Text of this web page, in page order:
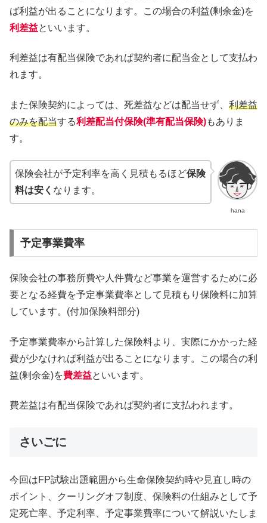
ば利益が出ることになります。この場合の利益(剰余金)を
利差益といいます。
利差益は有配当保険であれば契約者に配当金として支払わ
れます。
また保険契約によっては、死差益などは配当せず、 利差益
のみを配当する利差配当付保険(準有配当保険)もありま
す。
hana
保険会社が予定利率を高く見積もるほど保険
料は安く なります。
予定事業費率
保険会社の事務所費や人件費など事業を運営するために必
要となる経費を予定事業費率として見積もり保険料に加算
しています。(付加保険料部分)
予定事業費率から計算した保険料より、実際にかかった経
費が少なければ利益が出ることになります。この場合の利
益(剰余金)を費差益といいます。
費差益は有配当保険であれば契約者に支払われます。
さいごに
今回はFP試験出題範囲から生命保険契約時や見直し時の
ポイント、クーリングオフ制度、保険料の仕組みとして予
定死亡率、予定利率、予定事業費率について解説いたしま